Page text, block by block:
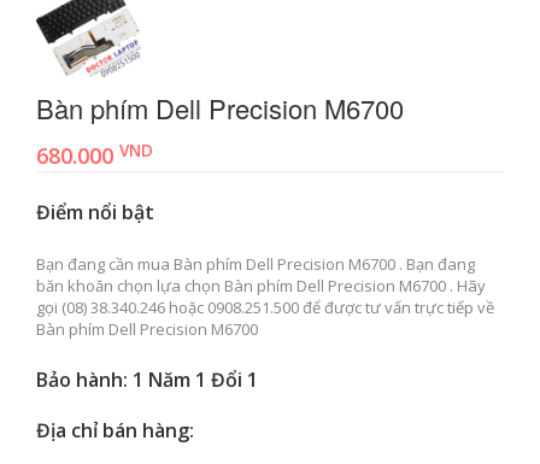
Bàn phím Dell Precision M6700
680.000 VND
Điểm nổi bật
Bạn đang cần mua Bàn phím Dell Precision M6700 . Bạn đang
băn khoăn chọn lựa chọn Bàn phím Dell Precision M6700 . Hãy
gọi (08) 38.340.246 hoặc 0908.251.500 để được tư vấn trực tiếp về
Bàn phím Dell Precision M6700
Bảo hành: 1 Năm 1 Đổi 1
Địa chỉ bán hàng: